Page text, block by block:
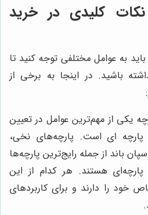
نکات کلیدی در خرید
به عوامل مختلفی توجه کنید تا
باشید. در اینجا به برخی از
یکی از مهم‌ترین عوامل در تعیین
ای است. پارچه‌های نخی،
باند از جمله رایج‌ترین پارچه‌ها
پارچه‌ای هستند. هر کدام از این
خود را دارند و برای کاربردهای